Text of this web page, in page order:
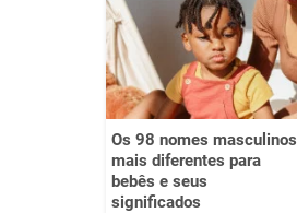
Outro
Os 98 nomes masculinos
mais diferentes para
bebês e seus
significados